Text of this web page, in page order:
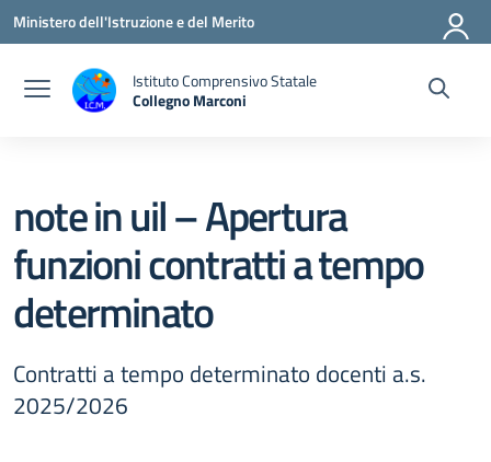
Vai ai contenuti
Vai al menu di navigazione
Vai al footer
Ministero dell'Istruzione e del Merito
Istituto Comprensivo Statale
Collegno Marconi
note in uil – Apertura
funzioni contratti a tempo
determinato
Contratti a tempo determinato docenti a.s.
2025/2026